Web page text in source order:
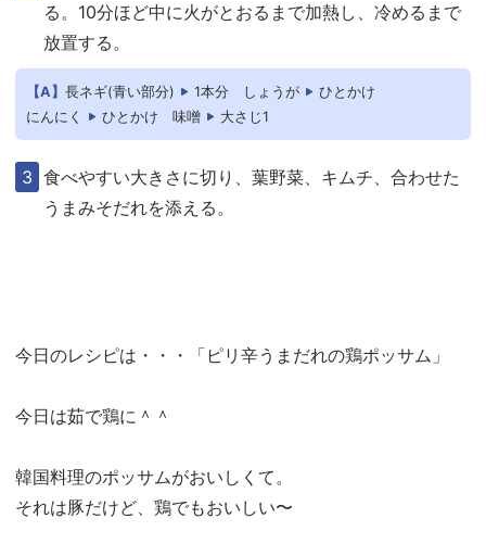
る。10分ほど中に火がとおるまで加熱し、冷めるまで
放置する。
【A】 長ネギ(青い部分) 1本分 しょうが
ひとかけ
にんにく
ひとかけ 味噌 大さじ1
食べやすい大きさに切り、葉野菜、キムチ、合わせた
うまみそだれを添える。
今日のレシピは・・・「ピリ辛うまだれの鶏ポッサム」
今日は茹で鶏に＾＾
韓国料理のポッサムがおいしくて。
それは豚だけど、鶏でもおいしい〜